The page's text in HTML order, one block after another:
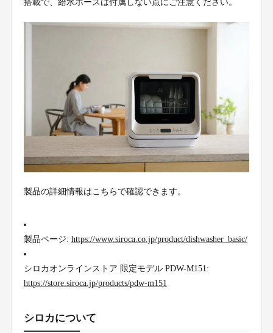
搭載で、給水ホースは付属しない点にご注意ください。
製品の詳細情報はこちらで確認できます。
製品ページ: https://www.siroca.co.jp/product/dishwasher_basic/
シロカオンラインストア 限定モデル PDW-M151:
https://store.siroca.jp/products/pdw-m151
シロカについて